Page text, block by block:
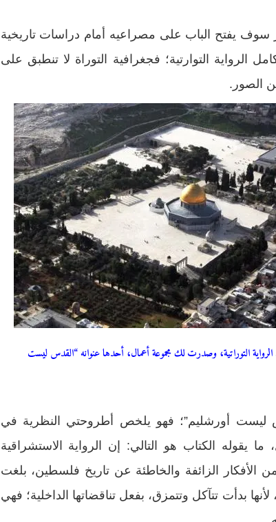
سوف يفتح الباب على مصراعيه أمام دراسات تاريخية
الرواية التوارتية؛ فجغرافية التوراة لا تنطبق على
الصور.
التوراتية، وصدرت لك مجموعة أعمال، أحدها عنوانه “القدس ليست
ليست أورشليم”؛ فهو يلخص أطروحتي النظرية في
يقوله الكتاب هو التالي: إن الرواية الاستشراقية
الأفكار الزائفة والخاطئة عن تاريخ فلسطين، بلغت
لأنها بدأت تتآكل وتتمزق، بفعل تناقضاتها الداخلية؛ فهي